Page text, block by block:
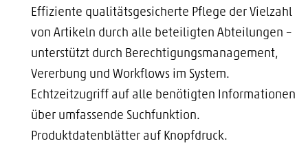
Effiziente qualitätsgesicherte Pflege der Vielzahl
von Artikeln durch alle beteiligten Abteilungen –
unterstützt durch Berechtigungsmanagement,
Vererbung und Workflows im System.
Echtzeitzugriff auf alle benötigten Informationen
über umfassende Suchfunktion.
Produktdatenblätter auf Knopfdruck.